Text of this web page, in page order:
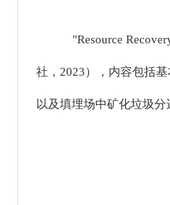
"Resource
社，2023），内容包括
以及填埋场中矿化垃圾分